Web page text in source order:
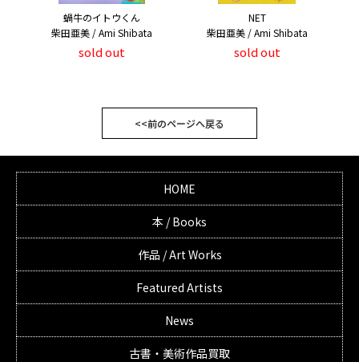
蝸牛のイトウくん
柴田亜美 / Ami Shibata
sold out
NET
柴田亜美 / Ami Shibata
sold out
<<前のページへ戻る
HOME
本 / Books
作品 / Art Works
Featured Artists
News
古書・美術作品買取